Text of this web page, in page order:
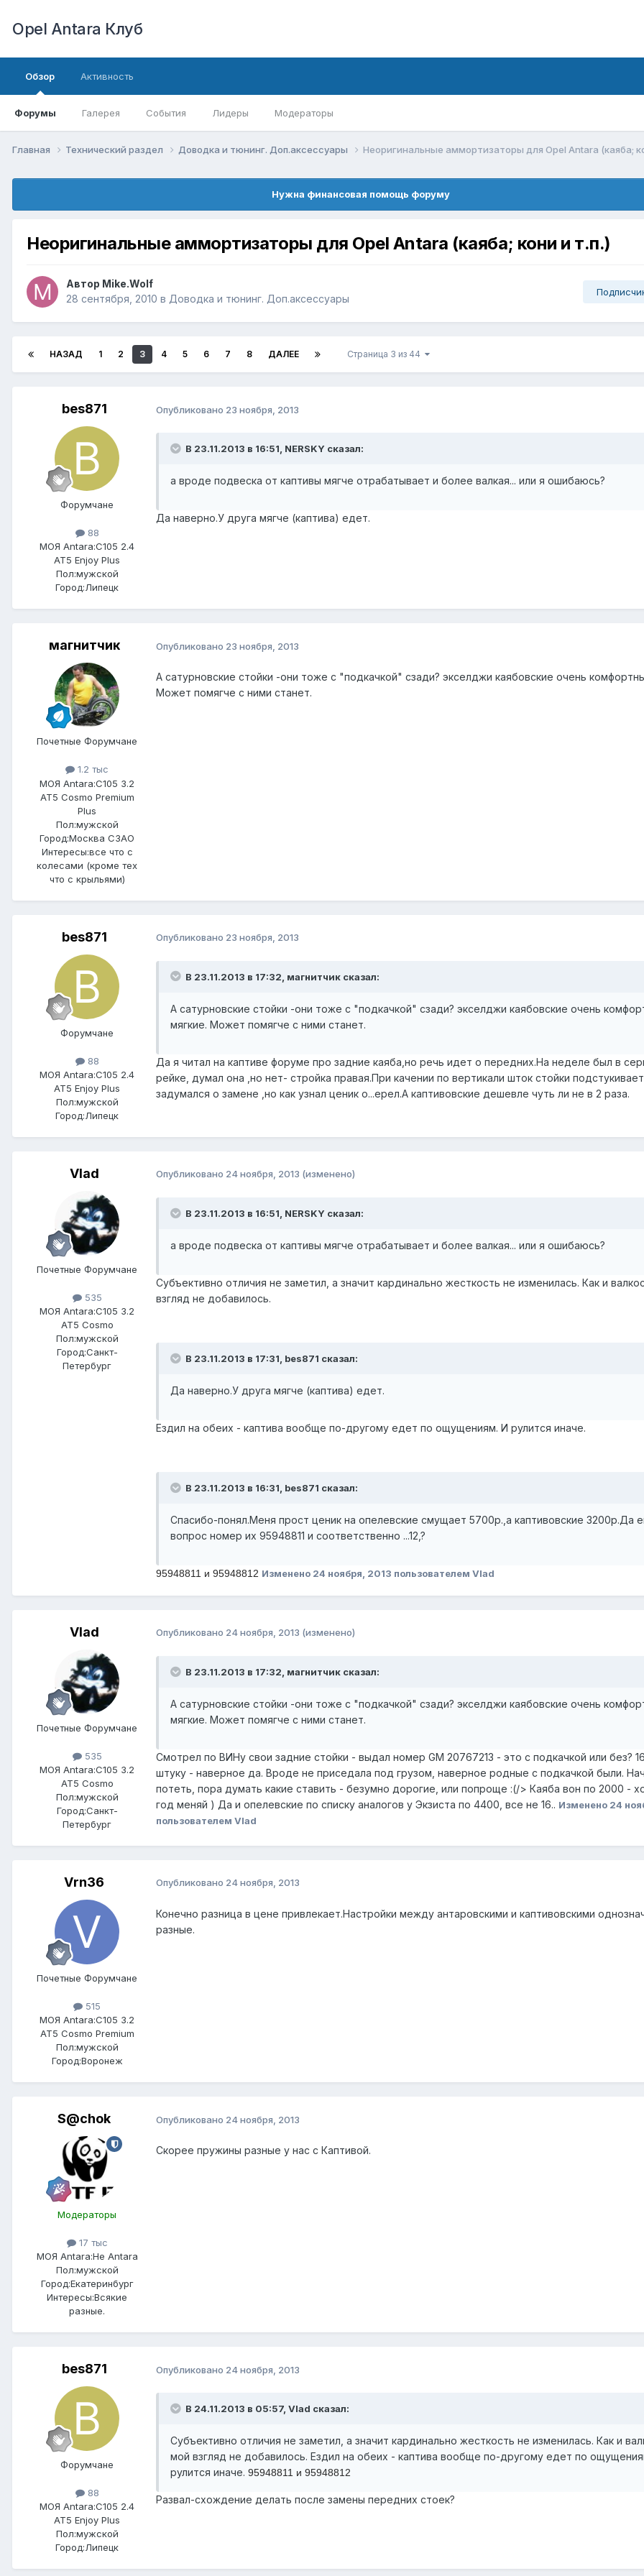
Opel Antara Клуб
Обзор
Форумы Галерея События Лидеры Модераторы
Активность
Главная Технический раздел Доводка и тюнинг. Доп.аксессуары Неоригинальные аммортизаторы для Opel Antara (каяба;
Нужна финансовая помощь форуму
Неоригинальные аммортизаторы для Opel Antara (каяба; кони и т.п.)
Автор Mike.Wolf
28 сентября, 2010 в Доводка и тюнинг. Доп.аксессуары
НАЗАД 1 2 3 4 5 6 7 8 ДАЛЕЕ Страница 3 из 44
bes871
Форумчане
88
МОЯ Antara:C105 2.4
AT5 Enjoy Plus
Пол:мужской
Город:Липецк
Опубликовано 23 ноября, 2013
В 23.11.2013 в 16:51, NERSKY сказал:
а вроде подвеска от каптивы мягче отрабатывает и более валкая... или я ошибаюсь?
Да наверно.У друга мягче (каптива) едет.
магнитчик
Почетные Форумчане
1.2 тыс
МОЯ Antara:C105 3.2
AT5 Cosmo Premium
Plus
Пол:мужской
Город:Москва СЗАО
Интересы:все что с
колесами (кроме тех
что с крыльями)
Опубликовано 23 ноября, 2013
А сатурновские стойки -они тоже с "подкачкой" сзади? экселджи каябовские очень
Может помягче с ними станет.
bes871
Форумчане
88
МОЯ Antara:C105 2.4
AT5 Enjoy Plus
Пол:мужской
Город:Липецк
Опубликовано 23 ноября, 2013
В 23.11.2013 в 17:32, магнитчик сказал:
А сатурновские стойки -они тоже с "подкачкой" сзади? экселджи каябовские очень
мягкие. Может помягче с ними станет.
Да я читал на каптиве форуме про задние каяба,но речь идет о передних.На неделе был в
рейке, думал она ,но нет- стройка правая.При качении по вертикали шток стойки
задумался о замене ,но как узнал ценик о...ерел.А каптивовские дешевле чуть ли не в 2 раза.
Vlad
Почетные Форумчане
535
МОЯ Antara:C105 3.2
AT5 Cosmo
Пол:мужской
Город:Санкт-
Петербург
Опубликовано 24 ноября, 2013 (изменено)
В 23.11.2013 в 16:51, NERSKY сказал:
а вроде подвеска от каптивы мягче отрабатывает и более валкая... или я ошибаюсь?
Субъективно отличия не заметил, а значит кардинально жесткость не изменилась. Как и
взгляд не добавилось.
В 23.11.2013 в 17:31, bes871 сказал:
Да наверно.У друга мягче (каптива) едет.
Ездил на обеих - каптива вообще по-другому едет по ощущениям. И рулится иначе.
В 23.11.2013 в 16:31, bes871 сказал:
Спасибо-понял.Меня прост ценик на опелевские смущает 5700р.,а каптивовские 3200р.Да
вопрос номер их 95948811 и соответственно ...12,?
95948811 и 95948812 Изменено 24 ноября, 2013 пользователем Vlad
Vlad
Почетные Форумчане
535
МОЯ Antara:C105 3.2
AT5 Cosmo
Пол:мужской
Город:Санкт-
Петербург
Опубликовано 24 ноября, 2013 (изменено)
В 23.11.2013 в 17:32, магнитчик сказал:
А сатурновские стойки -они тоже с "подкачкой" сзади? экселджи каябовские очень
мягкие. Может помягче с ними станет.
Смотрел по ВИНу свои задние стойки - выдал номер GM 20767213 - это с подкачкой или без?
штуку - наверное да. Вроде не приседала под грузом, наверное родные с подкачкой были.
потеть, пора думать какие ставить - безумно дорогие, или попроще :(/> Каяба вон по 2000 -
год меняй ) Да и опелевские по списку аналогов у Экзиста по 4400, все не 16.. Изменено 24
пользователем Vlad
Vrn36
Почетные Форумчане
515
МОЯ Antara:C105 3.2
AT5 Cosmo Premium
Пол:мужской
Город:Воронеж
Опубликовано 24 ноября, 2013
Конечно разница в цене привлекает.Настройки между антаровскими и каптивовскими
разные.
S@chok
Модераторы
17 тыс
МОЯ Antara:Не Antara
Пол:мужской
Город:Екатеринбург
Интересы:Всякие
разные.
Опубликовано 24 ноября, 2013
Скорее пружины разные у нас с Каптивой.
bes871
Форумчане
88
МОЯ Antara:C105 2.4
AT5 Enjoy Plus
Пол:мужской
Город:Липецк
Опубликовано 24 ноября, 2013
В 24.11.2013 в 05:57, Vlad сказал:
Субъективно отличия не заметил, а значит кардинально жесткость не изменилась. Как и
мой взгляд не добавилось. Ездил на обеих - каптива вообще по-другому едет по
рулится иначе. 95948811 и 95948812
Развал-схождение делать после замены передних стоек?